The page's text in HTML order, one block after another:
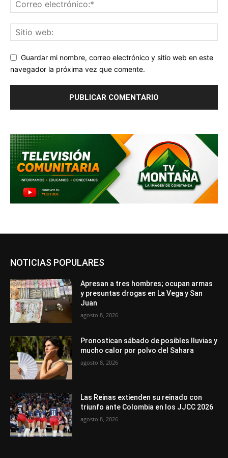
Guardar mi nombre, correo electrónico y sitio web en este
navegador la próxima vez que comente.
NOTICIAS POPULARES
Apresan a tres hombres; ocupan armas
y presuntas drogas en La Vega y San
Juan
agosto 8, 2026
Pronostican sábado de posibles lluvias y
mucho calor por polvo del Sahara
agosto 8, 2026
Las Reinas extienden su reinado con
triunfo ante Colombia en los JJCC 2026
agosto 8, 2026